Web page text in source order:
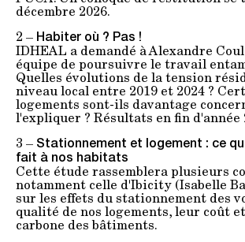
décembre 2026.
2 – Habiter où ? Pas !
IDHEAL a demandé à Alexandre
équipe de poursuivre le travail
Quelles évolutions de la tension
niveau local entre 2019 et 2024 ?
logements sont-ils davantage
l'expliquer ? Résultats en fin d'année
3 – Stationnement et logement : ce
fait à nos habitats
Cette étude rassemblera plusieurs
notamment celle d'Ibicity (Isabelle
sur les effets du stationnement des
qualité de nos logements, leur coût
carbone des bâtiments.